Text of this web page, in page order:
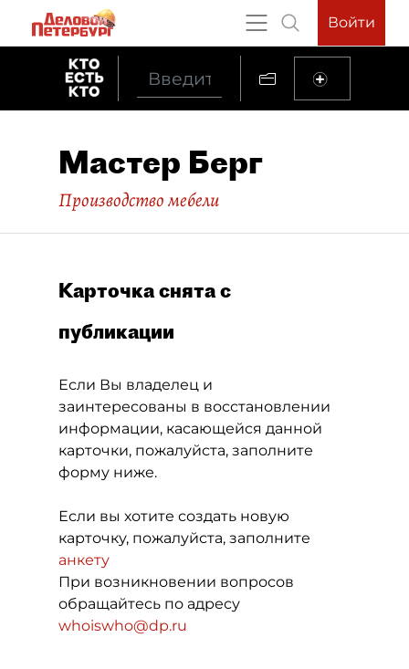
Войти
Мастер Берг
Производство мебели
Карточка снята с
публикации
Если Вы владелец и
заинтересованы в восстановлении
информации, касающейся данной
карточки, пожалуйста, заполните
форму ниже.
Если вы хотите создать новую
карточку, пожалуйста, заполните
анкету
При возникновении вопросов
обращайтесь по адресу
whoiswho@dp.ru